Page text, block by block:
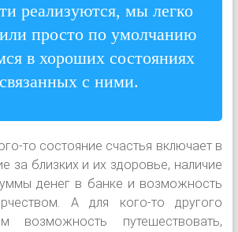
реализуются, мы легко
просто по умолчанию
в хороших состояниях
связанных с ними.
то состояние счастья включает в
за близких и их здоровье, наличие
денег в банке и возможность
А для кого-то другого
возможность путешествовать,